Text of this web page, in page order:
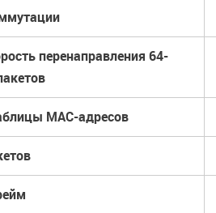
перенаправления 64-
MAC-адресов